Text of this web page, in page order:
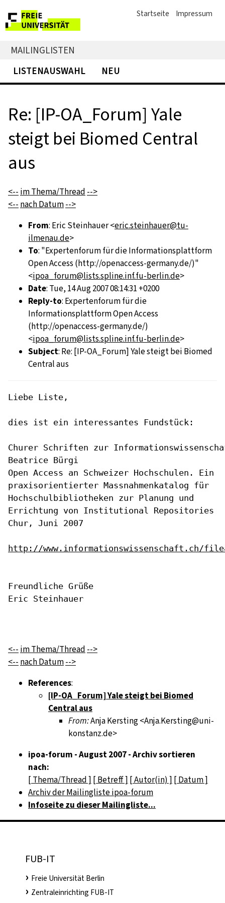
Startseite Impressum
MAILINGLISTEN
LISTENAUSWAHL
NEU
Re: [IP-OA_Forum] Yale
steigt bei Biomed Central
aus
<-- im Thema/Thread -->
<-- nach Datum-->
From: Eric Steinhauer <eric.steinhauer@tu-
ilmenau.de>
To: "Expertenforum für die Informationsplattform
Open Access (http://openaccess-germany.de/)"
<ipoa_forum@lists.spline.inf.fu-berlin.de>
Date: Tue, 14 Aug 2007 08:14:31 +0200
Reply-to: Expertenforum für die
Informationsplattform Open Access
(http://openaccess-germany.de/)
<ipoa_forum@lists.spline.inf.fu-berlin.de>
Subject: Re: [IP-OA_Forum] Yale steigt bei Biomed
Central aus
Liebe Liste,
dies ist ein interessantes Fundstück:
Churer Schriften zur
Open Access an Schweizer Hochschulen. Ein
praxisorientierter Massnahmenkatalog für
Hochschulbibliotheken zur Planung und
Errichtung von Institutional Repositories
Chur, Juni 2007
http://www.informationswissenschaft.ch/
Freundliche Grüße
Eric Steinhauer
<-- im Thema/Thread -->
<-- nach Datum-->
References:
[IP-OA_Forum] Yale steigt bei Biomed
Central aus
From:Anja Kersting <Anja.Kersting@uni-
konstanz.de>
ipoa-forum - August 2007 - Archiv sortieren
nach:
[ Thema/Thread ] [ Betreff ] [ Autor(in) ] [ Datum ]
Archiv der Mailingliste ipoa-forum
Infoseite zu dieser Mailingliste...
FUB-IT
Freie Universität Berlin
Zentraleinrichting FUB-IT